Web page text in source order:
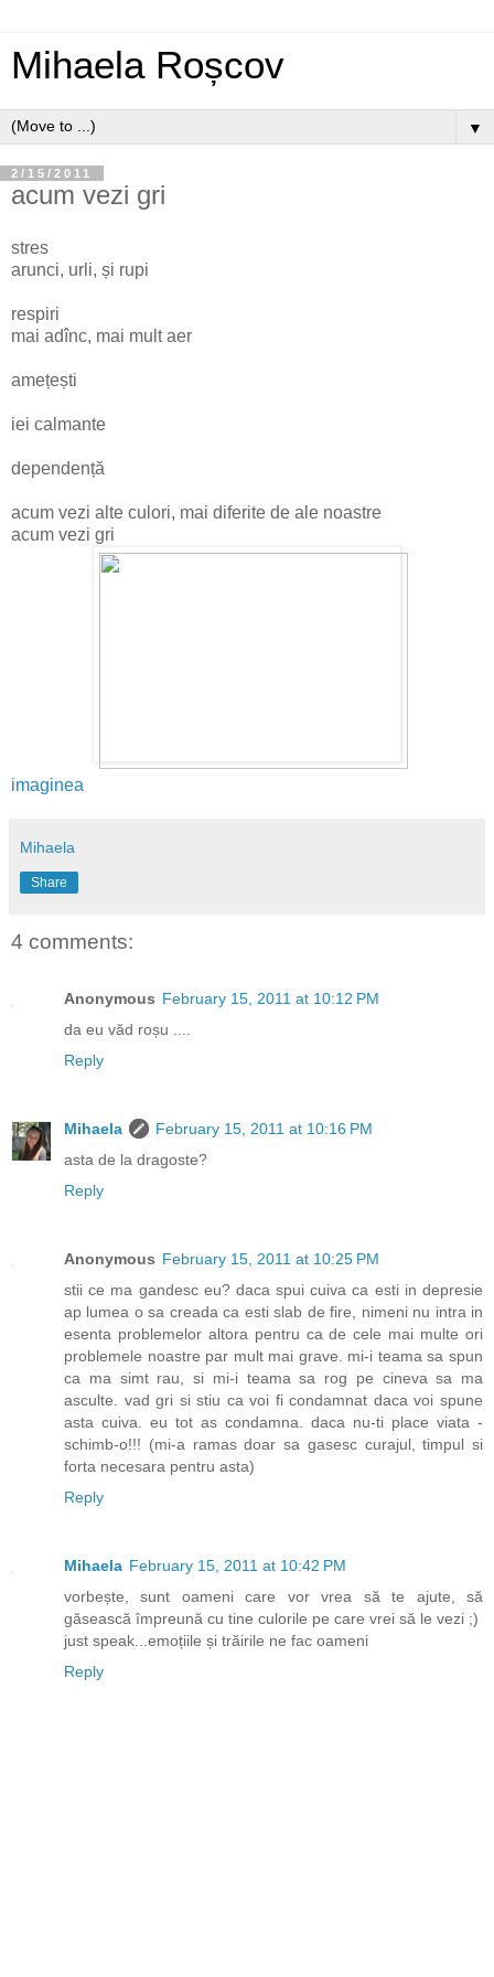
Mihaela Roșcov
▼
2/15/2011
acum vezi gri
stres
arunci, urli, și rupi
respiri
mai adînc, mai mult aer
amețești
iei calmante
dependență
acum vezi alte culori, mai diferite de ale noastre
acum vezi gri
imaginea
Mihaela
Share
4 comments:
Anonymous February 15, 2011 at 10:12 PM
da eu văd roșu ....
Reply
Mihaela
February 15, 2011 at 10:16 PM
asta de la dragoste?
Reply
Anonymous February 15, 2011 at 10:25 PM
stii ce ma gandesc eu? daca spui cuiva ca esti in depresie
ap lumea o sa creada ca esti slab de fire, nimeni nu intra in
esenta problemelor altora pentru ca de cele mai multe ori
problemele noastre par mult mai grave. mi-i teama sa spun
ca ma simt rau, si mi-i teama sa rog pe cineva sa ma
asculte. vad gri si stiu ca voi fi condamnat daca voi spune
asta cuiva. eu tot as condamna. daca nu-ti place viata -
schimb-o!!! (mi-a ramas doar sa gasesc curajul, timpul si
forta necesara pentru asta)
Reply
Mihaela February 15, 2011 at 10:42 PM
vorbește, sunt oameni care vor vrea să te ajute, să
găsească împreună cu tine culorile pe care vrei să le vezi ;)
just speak...emoțiile și trăirile ne fac oameni
Reply